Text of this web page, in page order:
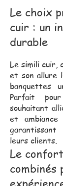
Le choix
cuir : un
durable
Le simili cuir,
et son allure
banquettes
Parfait
souhaitant
et
leurs clients.
Le
combinés